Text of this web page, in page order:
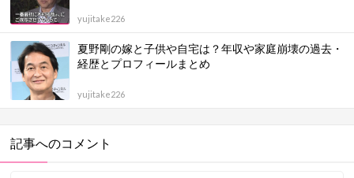
yujitake226
夏野剛の嫁と子供や自宅は？年収や家庭崩壊の過去・
経歴とプロフィールまとめ
yujitake226
記事へのコメント